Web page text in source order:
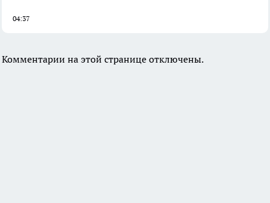
04:37
Комментарии на этой странице отключены.